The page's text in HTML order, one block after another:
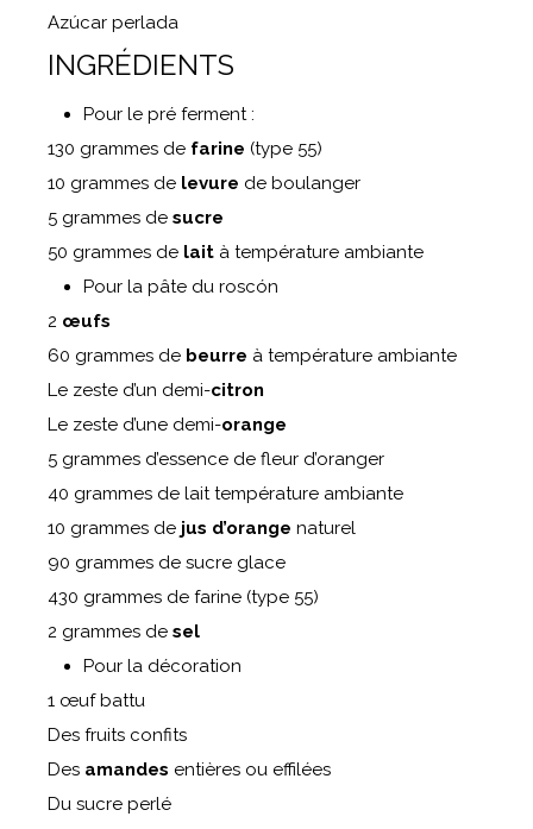
Azúcar perlada
INGRÉDIENTS
Pour le pré ferment :
130 grammes de farine (type 55)
10 grammes de levure de boulanger
5 grammes de sucre
50 grammes de lait à température ambiante
Pour la pâte du roscón
2 œufs
60 grammes de beurre à température ambiante
Le zeste d’un demi-citron
Le zeste d’une demi-orange
5 grammes d’essence de fleur d’oranger
40 grammes de lait température ambiante
10 grammes de jus d’orange naturel
90 grammes de sucre glace
430 grammes de farine (type 55)
2 grammes de sel
Pour la décoration
1 œuf battu
Des fruits confits
Des amandes entières ou effilées
Du sucre perlé